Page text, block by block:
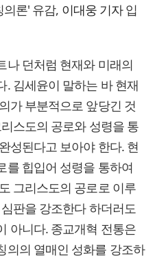
론' 유감, 이대웅 기자입
나 던처럼 현재와 미래의
. 김세윤이 말하는 바 현재
가 부분적으로 앞당긴 것
스도의 공로와 성령을 통
성된다고 보아야 한다. 현
를 힙입어 성령을 통하여
그리스도의 공로로 이루
판을 강조한다 하더러도
아니다. 종교개혁 전통은
의의 열매인 성화를 강조하